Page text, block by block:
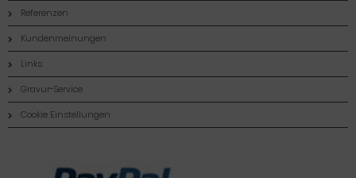
Referenzen
Kundenmeinungen
Links
Gravur-Service
Cookie Einstellungen